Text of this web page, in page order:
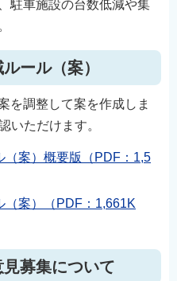
駐車施設の台数低減や集
ール（案）
を調整して案を作成しま
いただけます。
（案）概要版（PDF：1,5
（案）（PDF：1,661K
見募集について